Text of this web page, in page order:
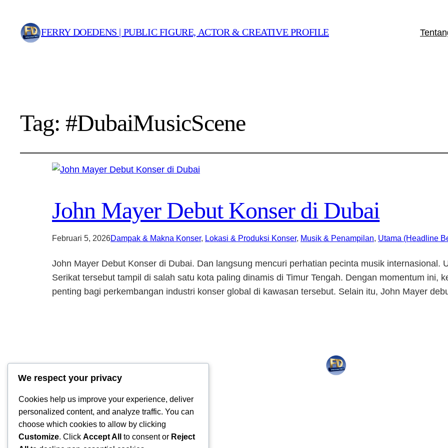
FERRY DOEDENS | PUBLIC FIGURE, ACTOR & CREATIVE PROFILE
Tag:#DubaiMusicScene
John Mayer Debut Konser di Dubai
Februari 5, 2026Dampak & Makna Konser, Lokasi & Produksi Konser, Musik & Penampilan, Utama (Headline
John Mayer Debut Konser di Dubai. Dan langsung mencuri perhatian pecinta musik internasional.
Serikat tersebut tampil di salah satu kota paling dinamis di Timur Tengah. Dengan momentum ini,
penting bagi perkembangan industri konser global di kawasan tersebut. Selain itu, John Mayer
Ferry Doedens | Public Figure, Actor & Creative Profile
We respect your privacy
Cookies help us improve your experience, deliver
personalized content, and analyze traffic. You can
choose which cookies to allow by clicking
Customize. Click Accept All to consent or Reject